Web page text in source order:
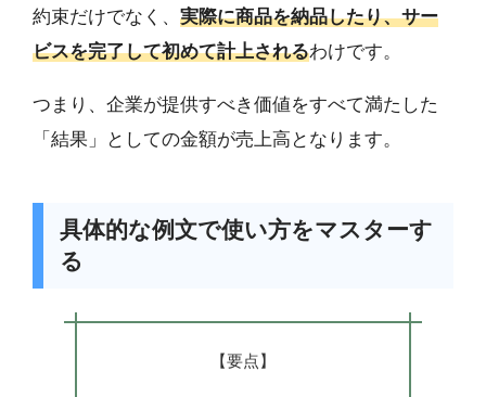
約束だけでなく、 実際に商品を納品したり、サー
ビスを完了して初めて計上されるわけです。
つまり、企業が提供すべき価値をすべて満たした
「結果」としての金額が売上高となります。
具体的な例文で使い方をマスターす
る
【要点】